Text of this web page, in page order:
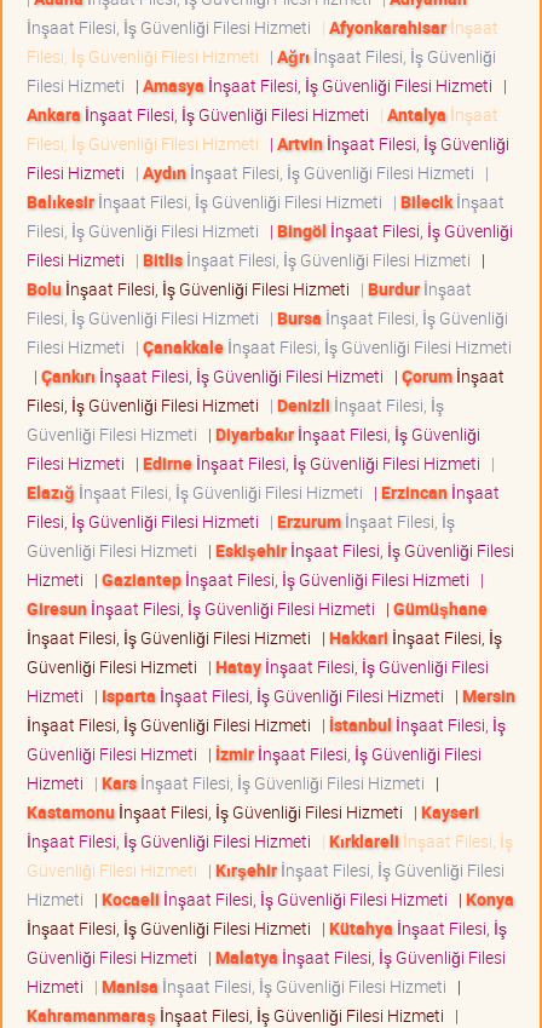
İnşaat Filesi, İş Güvenliği Filesi Hizmeti | Afyonkarahisarİnşaat
Filesi, İş Güvenliği Filesi Hizmeti | Ağrı İnşaat Filesi, İş Güvenliği
Filesi Hizmeti | Amasya İnşaat Filesi, İş Güvenliği Filesi Hizmeti |
Ankara İnşaat Filesi, İş Güvenliği Filesi Hizmeti | Antalya İnşaat
Filesi, İş Güvenliği Filesi Hizmeti | Artvinİnşaat Filesi, İş Güvenliği
Filesi Hizmeti | Aydınİnşaat Filesi, İş Güvenliği Filesi Hizmeti |
Balıkesirİnşaat Filesi, İş Güvenliği Filesi Hizmeti | Bilecikİnşaat
Filesi, İş Güvenliği Filesi Hizmeti | Bingöl İnşaat Filesi, İş Güvenliği
Filesi Hizmeti | Bitlisİnşaat Filesi, İş Güvenliği Filesi Hizmeti |
Boluİnşaat Filesi, İş Güvenliği Filesi Hizmeti | Burdurİnşaat
Filesi, İş Güvenliği Filesi Hizmeti | Bursa İnşaat Filesi, İş Güvenliği
Filesi Hizmeti | Çanakkaleİnşaat Filesi, İş Güvenliği Filesi Hizmeti
| Çankırı İnşaat Filesi, İş Güvenliği Filesi Hizmeti | Çorumİnşaat
Filesi, İş Güvenliği Filesi Hizmeti | Denizli İnşaat Filesi, İş
Güvenliği Filesi Hizmeti | Diyarbakırİnşaat Filesi, İş Güvenliği
Filesi Hizmeti | Edirneİnşaat Filesi, İş Güvenliği Filesi Hizmeti |
Elazığ İnşaat Filesi, İş Güvenliği Filesi Hizmeti | Erzincanİnşaat
Filesi, İş Güvenliği Filesi Hizmeti | Erzurumİnşaat Filesi, İş
Güvenliği Filesi Hizmeti | Eskişehirİnşaat Filesi, İş Güvenliği Filesi
Hizmeti | Gaziantepİnşaat Filesi, İş Güvenliği Filesi Hizmeti |
Giresunİnşaat Filesi, İş Güvenliği Filesi Hizmeti | Gümüşhane
İnşaat Filesi, İş Güvenliği Filesi Hizmeti | Hakkari İnşaat Filesi, İş
Güvenliği Filesi Hizmeti | Hatayİnşaat Filesi, İş Güvenliği Filesi
Hizmeti | Isparta İnşaat Filesi, İş Güvenliği Filesi Hizmeti | Mersin
İnşaat Filesi, İş Güvenliği Filesi Hizmeti | İstanbul İnşaat Filesi, İş
Güvenliği Filesi Hizmeti | İzmirİnşaat Filesi, İş Güvenliği Filesi
Hizmeti | Karsİnşaat Filesi, İş Güvenliği Filesi Hizmeti |
Kastamonuİnşaat Filesi, İş Güvenliği Filesi Hizmeti | Kayseri
İnşaat Filesi, İş Güvenliği Filesi Hizmeti | Kırklareli İnşaat Filesi, İş
Güvenliği Filesi Hizmeti | Kırşehirİnşaat Filesi, İş Güvenliği Filesi
Hizmeti | Kocaeli İnşaat Filesi, İş Güvenliği Filesi Hizmeti | Konya
İnşaat Filesi, İş Güvenliği Filesi Hizmeti | Kütahya İnşaat Filesi, İş
Güvenliği Filesi Hizmeti | Malatya İnşaat Filesi, İş Güvenliği Filesi
Hizmeti | Manisa İnşaat Filesi, İş Güvenliği Filesi Hizmeti |
Kahramanmaraş İnşaat Filesi, İş Güvenliği Filesi Hizmeti |